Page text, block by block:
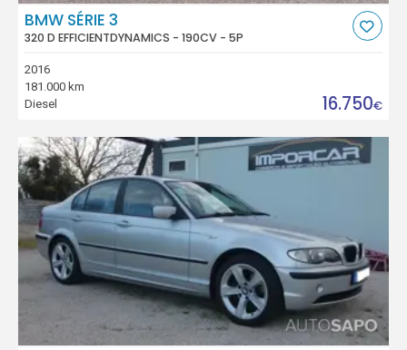
BMW SÉRIE 3
320 D EFFICIENTDYNAMICS - 190CV - 5P
2016
181.000 km
Diesel
16.750€